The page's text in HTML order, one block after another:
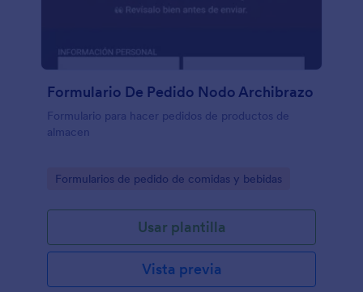
Formulario De Pedido Nodo Archibrazo
Formulario para hacer pedidos de productos de
almacen
Go to Category:
Formularios de pedido de comidas y bebidas
Usar plantilla
Vista previa